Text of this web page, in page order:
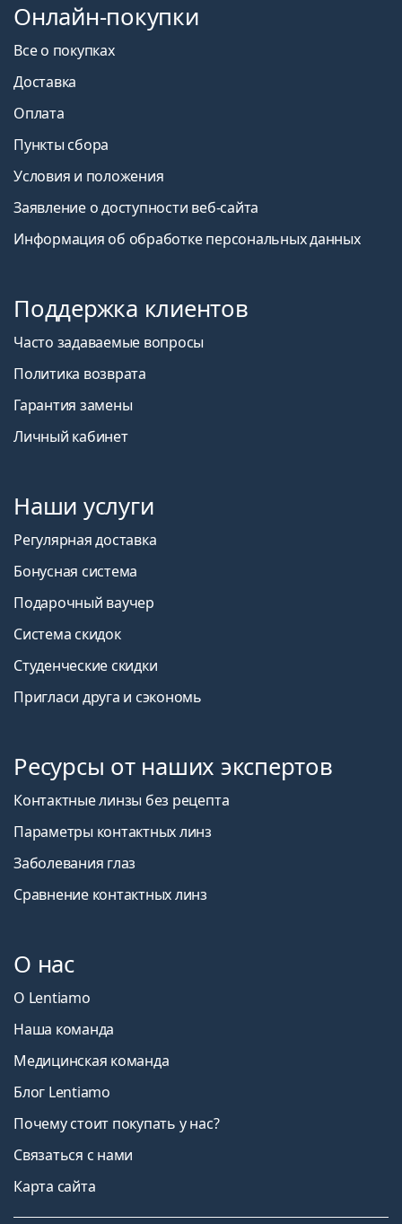
Онлайн-покупки
Все о покупках
Доставка
Оплата
Пункты сбора
Условия и положения
Заявление о доступности веб-сайта
Информация об обработке персональных данных
Поддержка клиентов
Часто задаваемые вопросы
Политика возврата
Гарантия замены
Личный кабинет
Наши услуги
Регулярная доставка
Бонусная система
Подарочный ваучер
Система скидок
Студенческие скидки
Пригласи друга и сэкономь
Ресурсы от наших экспертов
Контактные линзы без рецепта
Параметры контактных линз
Заболевания глаз
Сравнение контактных линз
О нас
О Lentiamo
Наша команда
Медицинская команда
Блог Lentiamo
Почему стоит покупать у нас?
Связаться с нами
Карта сайта